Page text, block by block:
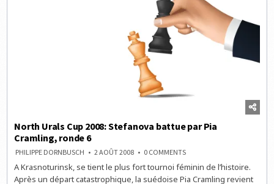
North Urals Cup 2008: Stefanova battue par Pia
Cramling, ronde 6
PHILIPPE DORNBUSCH 2 AOÛT 2008 0 COMMENTSON
URALS
CUP
2008:
A Krasnoturinsk, se tient le plus fort tournoi féminin de l’histoire.
Après un départ catastrophique, la suédoise Pia Cramling revient